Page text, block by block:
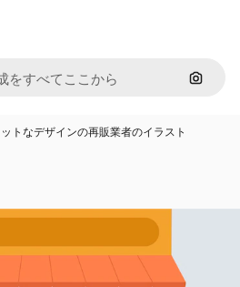
画像で
トなデザインの再販業者のイラスト